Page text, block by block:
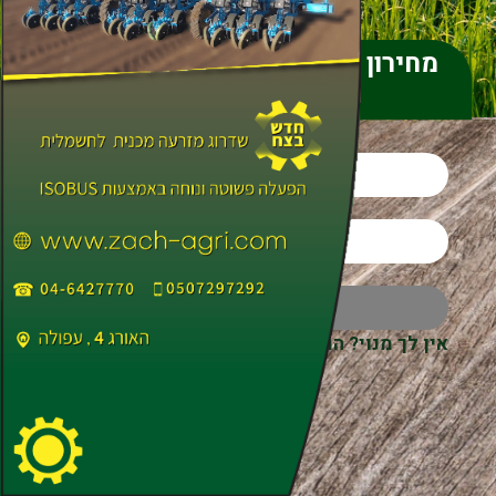
מחירון הפעלת ציוד חקלאי לשעות
עבודה ובקבלנות
אין לך מנוי? הרשם עכשיו חידוש סיסמה